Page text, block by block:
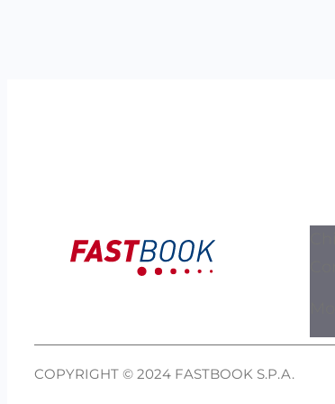
COPYRIGHT © 2024 FASTBOOK S.P.A.